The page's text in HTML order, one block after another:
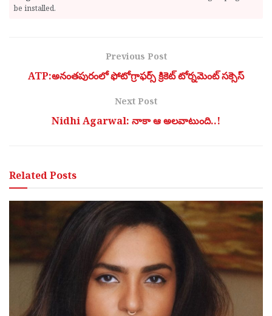
be installed.
Previous Post
ATP:అనంతపురంలో ఫోటోగ్రాఫర్స్ క్రికెట్ టోర్నమెంట్ సక్సెస్
Next Post
Nidhi Agarwal: నాకా ఆ అల‌వాటుంది..!
RelatedPosts